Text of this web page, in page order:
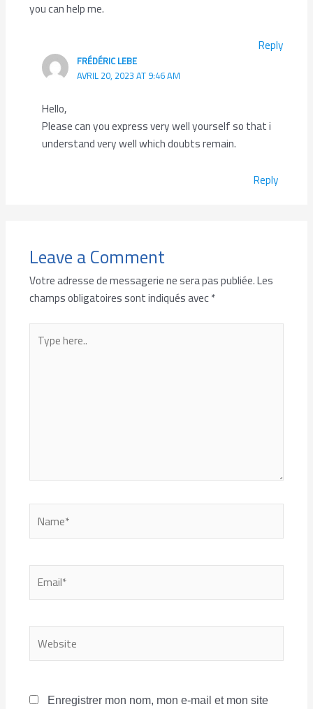
you can help me.
Reply
FRÉDÉRIC LEBE
AVRIL 20, 2023 AT 9:46 AM
Hello,
Please can you express very well yourself so that i
understand very well which doubts remain.
Reply
Leave a Comment
Votre adresse de messagerie ne sera pas publiée.Les
champs obligatoires sont indiqués avec*
here..
Enregistrer mon nom, mon e-mail et mon site